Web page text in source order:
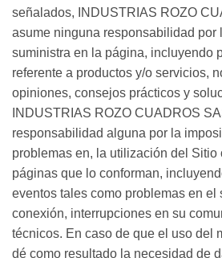
señalados, INDUSTRIAS ROZO
asume ninguna responsabilidad por
suministra en la página, incluyendo
referente a productos y/o servicios,
opiniones, consejos prácticos y
INDUSTRIAS ROZO CUADROS
responsabilidad alguna por la
problemas en, la utilización del Sitio
páginas que lo conforman,
eventos tales como problemas en el
conexión, interrupciones en su
técnicos. En caso de que el uso del
dé como resultado la necesidad de